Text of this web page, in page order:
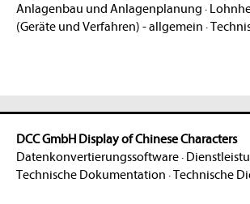
Anlagenbau und Anlagenplanung ·
(Geräte und Verfahren) - allgemein ·
DCC GmbH Display of Chinese Characters
Datenkonvertierungssoftware·
Technische Dokumentation ·Technische